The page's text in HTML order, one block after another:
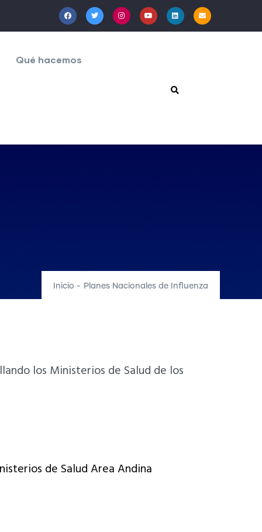
Qué hacemos
Inicio - Planes Nacionales de Influenza
los Ministerios de Salud de los
de Salud Area Andina